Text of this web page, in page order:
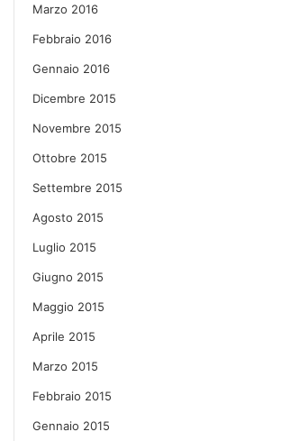
Marzo 2016
Febbraio 2016
Gennaio 2016
Dicembre 2015
Novembre 2015
Ottobre 2015
Settembre 2015
Agosto 2015
Luglio 2015
Giugno 2015
Maggio 2015
Aprile 2015
Marzo 2015
Febbraio 2015
Gennaio 2015